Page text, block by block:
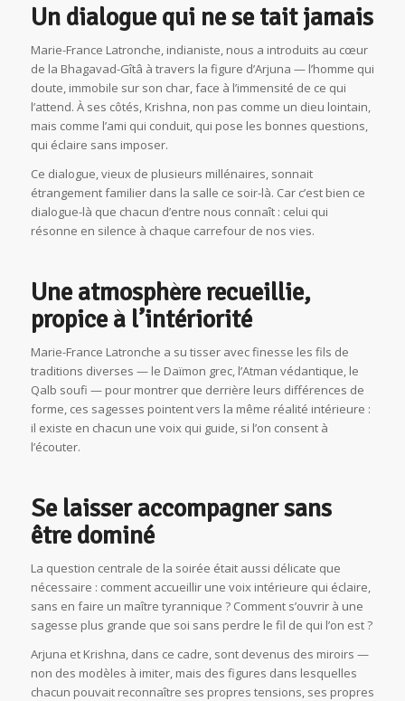
Un dialogue qui ne se tait jamais
Marie-France Latronche, indianiste, nous a introduits au cœur
de la Bhagavad-Gîtâ à travers la figure d’Arjuna — l’homme qui
doute, immobile sur son char, face à l’immensité de ce qui
l’attend. À ses côtés, Krishna, non pas comme un dieu lointain,
mais comme l’ami qui conduit, qui pose les bonnes questions,
qui éclaire sans imposer.
Ce dialogue, vieux de plusieurs millénaires, sonnait
étrangement familier dans la salle ce soir-là. Car c’est bien ce
dialogue-là que chacun d’entre nous connaît : celui qui
résonne en silence à chaque carrefour de nos vies.
Une atmosphère recueillie,
propice à l’intériorité
Marie-France Latronche a su tisser avec finesse les fils de
traditions diverses — le Daïmon grec, l’Atman védantique, le
Qalb soufi — pour montrer que derrière leurs différences de
forme, ces sagesses pointent vers la même réalité intérieure :
il existe en chacun une voix qui guide, si l’on consent à
l’écouter.
Se laisser accompagner sans
être dominé
La question centrale de la soirée était aussi délicate que
nécessaire : comment accueillir une voix intérieure qui éclaire,
sans en faire un maître tyrannique ? Comment s’ouvrir à une
sagesse plus grande que soi sans perdre le fil de qui l’on est ?
Arjuna et Krishna, dans ce cadre, sont devenus des miroirs —
non des modèles à imiter, mais des figures dans lesquelles
chacun pouvait reconnaître ses propres tensions, ses propres